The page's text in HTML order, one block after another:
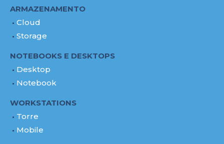
ARMAZENAMENTO
Cloud
Storage
NOTEBOOKS E DESKTOPS
Desktop
Notebook
WORKSTATIONS
Torre
Mobile